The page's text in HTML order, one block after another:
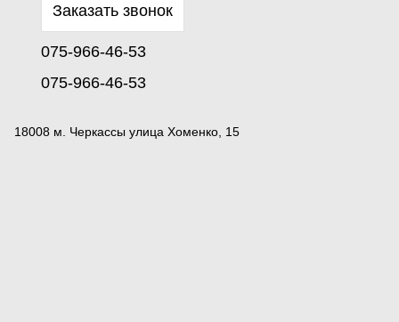
Заказать звонок
075-966-46-53
075-966-46-53
18008 м. Черкассы улица Хоменко, 15